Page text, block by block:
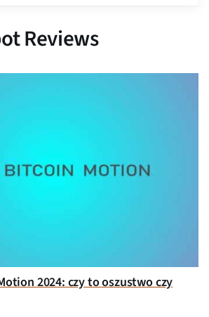
Reviews
2024: czy to oszustwo czy